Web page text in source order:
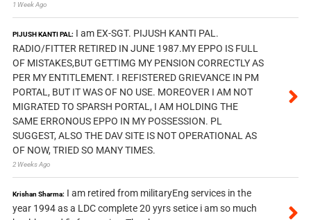
1 Week Ago
PIJUSH KANTI PAL: I am EX-SGT. PIJUSH KANTI PAL.
RADIO/FITTER RETIRED IN JUNE 1987.MY EPPO IS FULL
OF MISTAKES,BUT GETTIMG MY PENSION CORRECTLY AS
PER MY ENTITLEMENT. I REFISTERED GRIEVANCE IN PM
PORTAL, BUT IT WAS OF NO USE. MOREOVER I AM NOT
MIGRATED TO SPARSH PORTAL, I AM HOLDING THE
SAME ERRONOUS EPPO IN MY POSSESSION. PL
SUGGEST, ALSO THE DAV SITE IS NOT OPERATIONAL AS
OF NOW, TRIED SO MANY TIMES.
2 Weeks Ago
Krishan Sharma: I am retired from militaryEng services in the
year 1994 as a LDC complete 20 yyrs setice i am so much